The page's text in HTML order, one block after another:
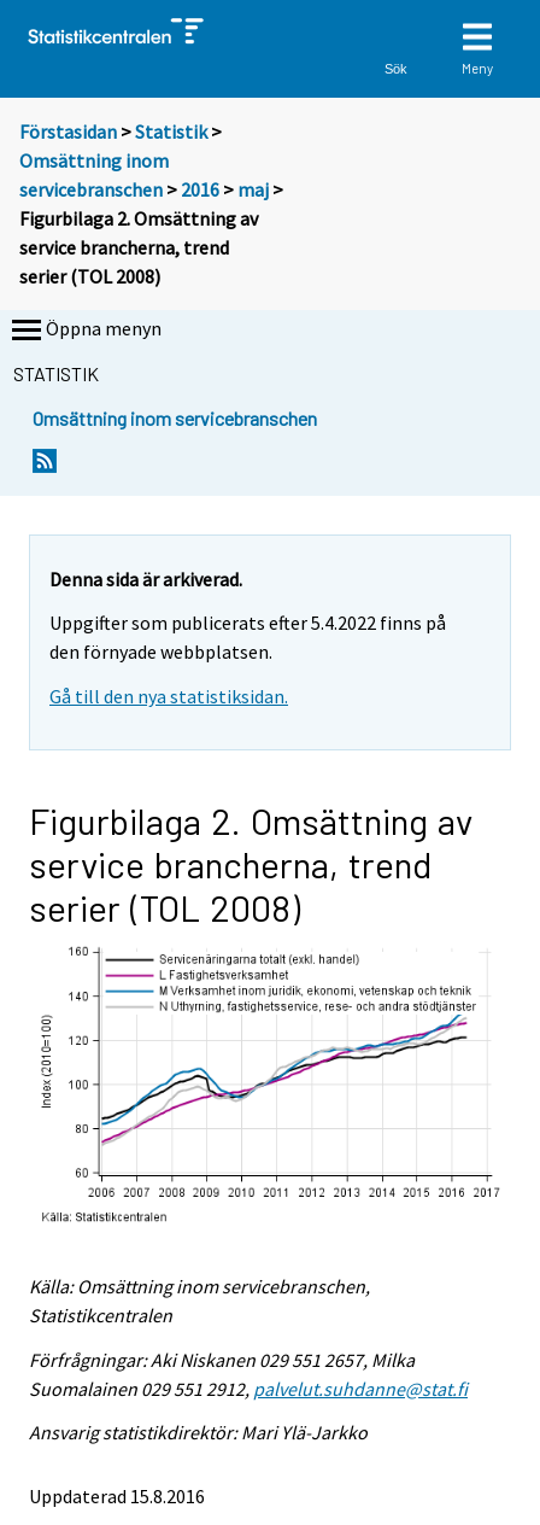
Sök Meny
Förstasidan >Statistik >
Omsättning inom
servicebranschen > 2016 > maj >
Figurbilaga 2. Omsättning av
service brancherna, trend
serier (TOL 2008)
Öppna menyn
STATISTIK
Omsättning inom servicebranschen
Denna sida är arkiverad.
Uppgifter som publicerats efter 5.4.2022 finns på
den förnyade webbplatsen.
Gå till den nya statistiksidan.
Figurbilaga 2. Omsättning av
service brancherna, trend
serier (TOL 2008)
Källa: Omsättning inom servicebranschen,
Statistikcentralen
Förfrågningar: Aki Niskanen 029 551 2657, Milka
Suomalainen 029 551 2912, palvelut.suhdanne@stat.fi
Ansvarig statistikdirektör: Mari Ylä-Jarkko
Uppdaterad 15.8.2016